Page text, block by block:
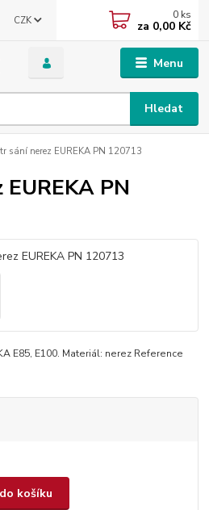
Menu
CZK
Hledat
0 ks
za 0,00 Kč
sání nerez EUREKA PN 120713
PN
E85, E100. Materiál: nerez Reference
košíku